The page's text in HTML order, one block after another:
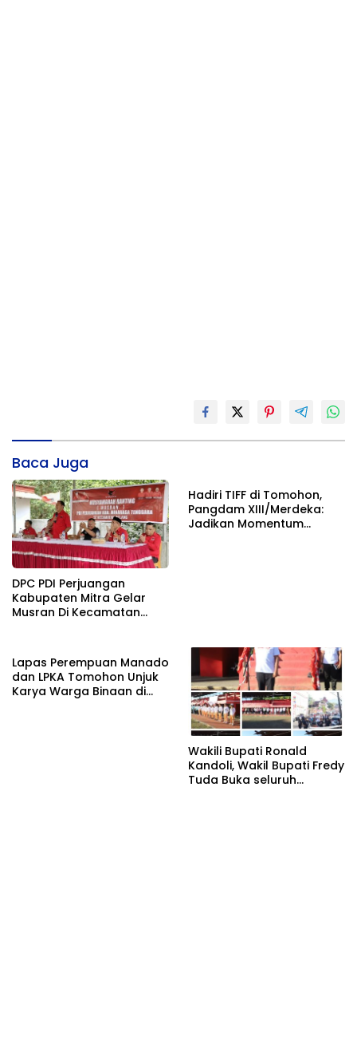
Baca Juga
DPC PDI Perjuangan
Kabupaten Mitra Gelar
Musran Di Kecamatan
Hadiri TIFF di Tomohon,
Pangdam XIII/Merdeka:
Jadikan Momentum
Lapas Perempuan Manado
dan LPKA Tomohon Unjuk
Karya Warga Binaan di
Wakili Bupati Ronald
Kandoli, Wakil Bupati Fredy
Tuda Buka seluruh